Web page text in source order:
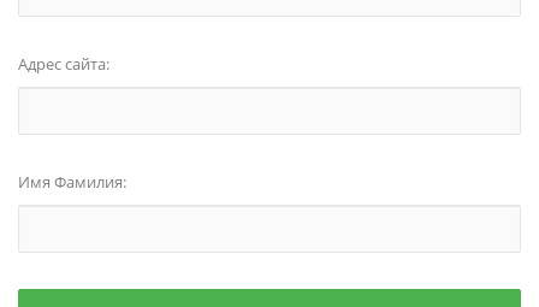
Адрес сайта:
Имя Фамилия: